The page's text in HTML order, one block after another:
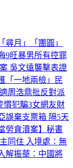
尋月」「團圓」
9旺暴男所有控罪
吳文遠襲擊表證
「一地兩檢」民
周浩鼎批反對派
慣犯騙3女網友財
誤棄支票箱 隔5天
勞貪瀆案】秘書
同住 入境處：無
解振華：中國將